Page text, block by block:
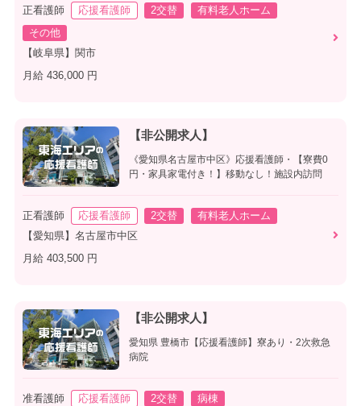
正看護師 応援看護師 2交替
有料老人ホーム
その他
【岐阜県】関市
月給 436,000 円
【非公開求人】
《愛知県名古屋市中区》応援看護師・【寮費0
円・家具家電付き！】移動なし！施設内訪問
正看護師 応援看護師 2交替
有料老人ホーム
【愛知県】名古屋市中区
月給 403,500 円
【非公開求人】
愛知県 豊橋市【応援看護師】寮あり・2次救急
病院
准看護師 応援看護師 2交替
病棟